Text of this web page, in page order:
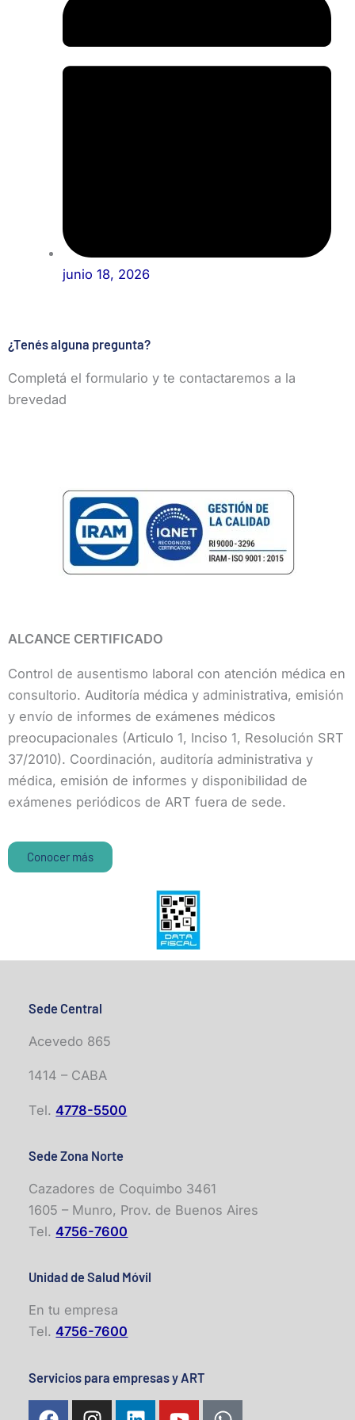
junio 18, 2026
¿Tenés alguna pregunta?
Completá el formulario y te contactaremos a la
brevedad
ALCANCE CERTIFICADO
Control de ausentismo laboral con atención médica en
consultorio. Auditoría médica y administrativa, emisión
y envío de informes de exámenes médicos
preocupacionales (Articulo 1, Inciso 1, Resolución SRT
37/2010). Coordinación, auditoría administrativa y
médica, emisión de informes y disponibilidad de
exámenes periódicos de ART fuera de sede.
Conocer más
Sede Central
Acevedo 865
1414 – CABA
Tel.4778-5500
Sede Zona Norte
Cazadores de Coquimbo 3461
1605 – Munro, Prov. de Buenos Aires
Tel.4756-7600
Unidad de Salud Móvil
En tu empresa
Tel.4756-7600
Servicios para empresas y ART
F
I
L
Y
W